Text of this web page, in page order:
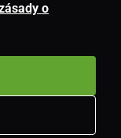
práva vyhrazena.
o